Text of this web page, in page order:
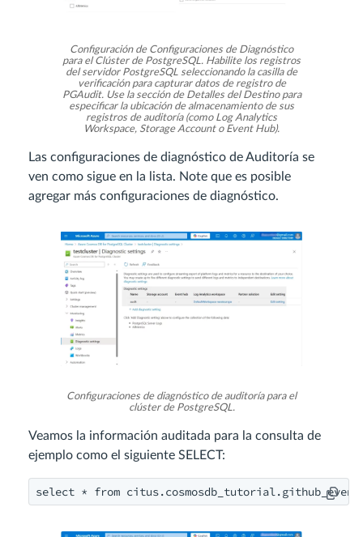
Configuración de Configuraciones de Diagnóstico
para el Clúster de PostgreSQL. Habilite los registros
del servidor PostgreSQL seleccionando la casilla de
verificación para capturar datos de registro de
PGAudit. Use la sección de Detalles del Destino para
especificar la ubicación de almacenamiento de sus
registros de auditoría (como Log Analytics
Workspace, Storage Account o Event Hub).
Las configuraciones de diagnóstico de Auditoría se
ven como sigue en la lista. Note que es posible
agregar más configuraciones de diagnóstico.
Configuraciones de diagnóstico de auditoría para el
clúster de PostgreSQL.
Veamos la información auditada para la consulta de
ejemplo como el siguiente SELECT:
select * from